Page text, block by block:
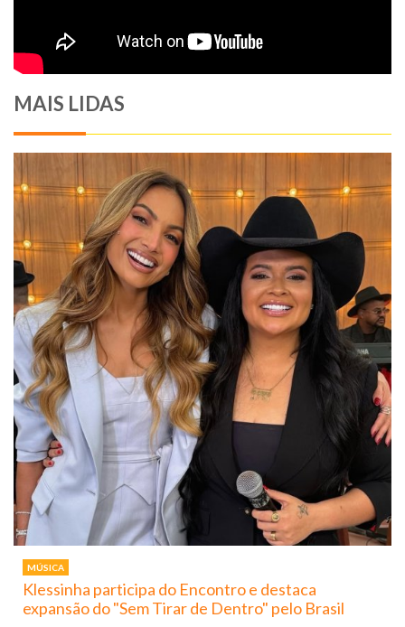
MAIS LIDAS
MÚSICA
Klessinha participa do Encontro e destaca
expansão do "Sem Tirar de Dentro" pelo Brasil